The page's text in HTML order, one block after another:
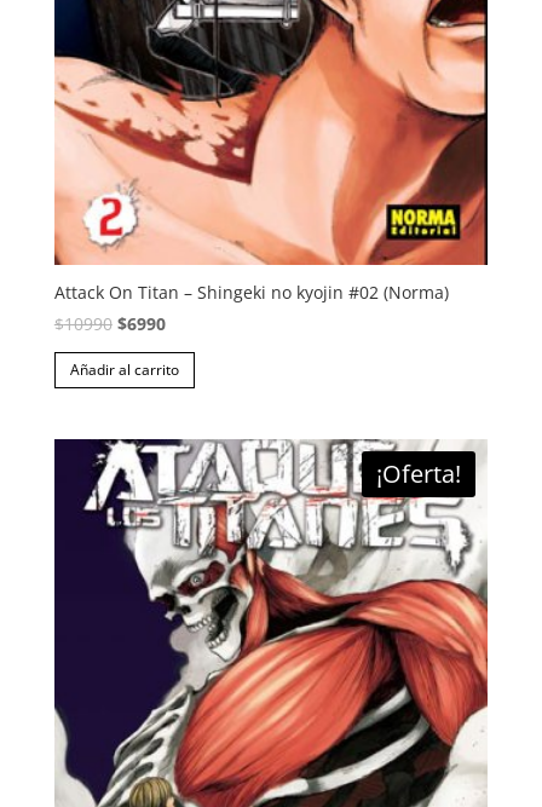
Attack On Titan – Shingeki no kyojin #02 (Norma)
$10990 El
precio
original
$10990.
$6990El
precio
actual
$6990.
Añadir al carrito
¡Oferta!